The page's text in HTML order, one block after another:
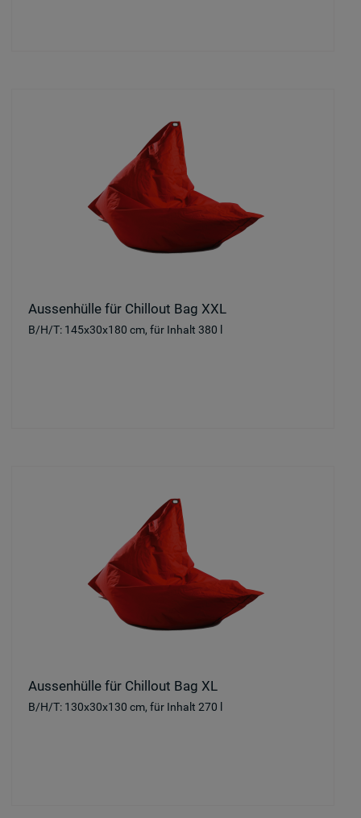
Aussenhülle für Chillout Bag XXL
B/H/T: 145x30x180 cm, für Inhalt 380 l
Aussenhülle für Chillout Bag XL
B/H/T: 130x30x130 cm, für Inhalt 270 l